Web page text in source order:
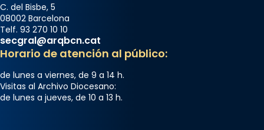
C. del Bisbe, 5
08002 Barcelona
Telf. 93 270 10 10
secgral@arqbcn.cat
Horario de atención al público:
de lunes a viernes, de 9 a 14 h.
Visitas al Archivo Diocesano:
de lunes a jueves, de 10 a 13 h.